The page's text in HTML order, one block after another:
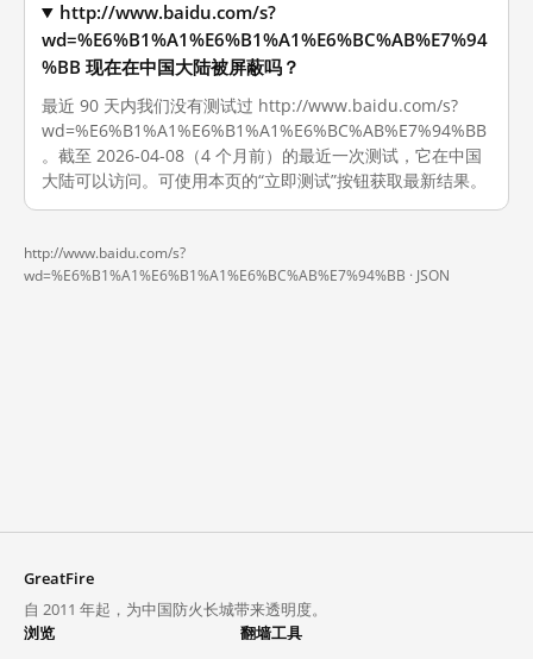
http://www.baidu.com/s?
wd=%E6%B1%A1%E6%B1%A1%E6%BC%AB%E7%94
%BB 现在在中国大陆被屏蔽吗？
最近 90 天内我们没有测试过 http://www.baidu.com/s?
wd=%E6%B1%A1%E6%B1%A1%E6%BC%AB%E7%94%BB
。截至 2026-04-08（4 个月前）的最近一次测试，它在中国
大陆可以访问。可使用本页的“立即测试”按钮获取最新结果。
http://www.baidu.com/s?
wd=%E6%B1%A1%E6%B1%A1%E6%BC%AB%E7%94%BB · JSON
GreatFire
自 2011 年起，为中国防火长城带来透明度。
浏览
翻墙工具